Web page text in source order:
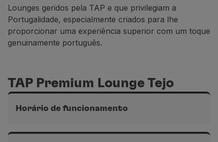
Contactos
Informações úteis
Reembolsos
Fatura online
Lounges geridos pela TAP e que privilegiam a
Portugalidade, especialmente criados para lhe
proporcionar uma experiência superior com um toque
genuinamente português.
TAP Premium Lounge Tejo
Horário de funcionamento